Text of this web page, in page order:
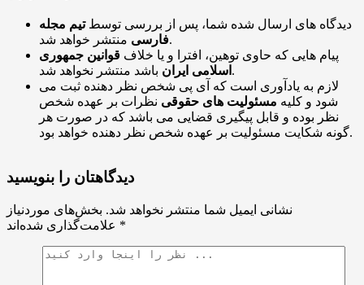
دیدگاه های ارسال شده شما، پس از بررسی توسطتیم مجله
فارسیمنتشر خواهد شد.
پیام هایی که حاوی توهین، افترا و یا خلاف قوانین جمهوری
اسلامی ایران باشد منتشر نخواهد شد.
لازم به یادآوری است که آی پی شخص نظر دهنده ثبت می
شود و کلیه مسئولیت های حقوقی نظرات بر عهده شخص
نظر بوده و قابل پیگیری قضایی می باشد که در صورت هر
گونه شکایت مسئولیت بر عهده شخص نظر دهنده خواهد بود.
دیدگاهتان را بنویسید
نشانی ایمیل شما منتشر نخواهد شد. بخش‌های موردنیاز
*